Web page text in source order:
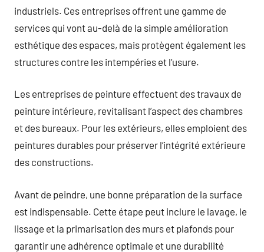
industriels. Ces entreprises offrent une gamme de
services qui vont au-delà de la simple amélioration
esthétique des espaces, mais protègent également les
structures contre les intempéries et l’usure.
Les entreprises de peinture effectuent des travaux de
peinture intérieure, revitalisant l’aspect des chambres
et des bureaux. Pour les extérieurs, elles emploient des
peintures durables pour préserver l’intégrité extérieure
des constructions.
Avant de peindre, une bonne préparation de la surface
est indispensable. Cette étape peut inclure le lavage, le
lissage et la primarisation des murs et plafonds pour
garantir une adhérence optimale et une durabilité